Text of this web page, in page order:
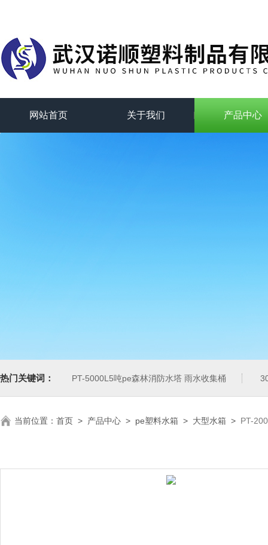
网站首页 关于我们 产品中心
热门关键词： PT-5000L5吨pe森林消防水塔 雨水收集桶
当前位置： 首页 > 产品中心 > pe塑料水箱 > 大型水箱 > PT-